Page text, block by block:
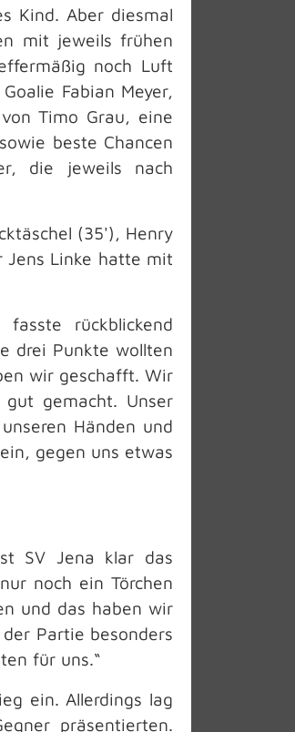
Kind. Aber diesmal
mit jeweils frühen
noch Luft
Fabian Meyer,
Timo Grau, eine
beste Chancen
die jeweils nach
(35'), Henry
Jens Linke hatte mit
rückblickend
drei Punkte wollten
wir geschafft. Wir
gemacht. Unser
Händen und
gegen uns etwas
SV Jena klar das
noch ein Törchen
und das haben wir
Partie besonders
für uns.“
ein. Allerdings lag
präsentierten.